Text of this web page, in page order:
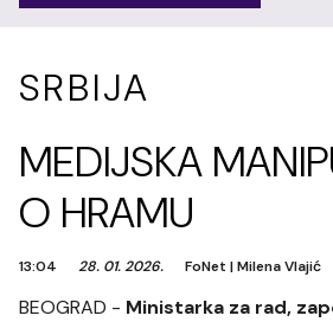
SRBIJA
MEDIJSKA
O HRAMU
13:04 28. 01. 2026. FoNet |Milena Vlajić
BEOGRAD - Ministarka za rad,